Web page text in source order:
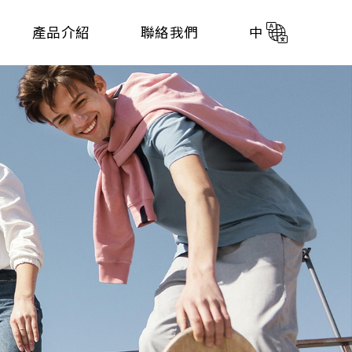
產品介紹 聯絡我們 中